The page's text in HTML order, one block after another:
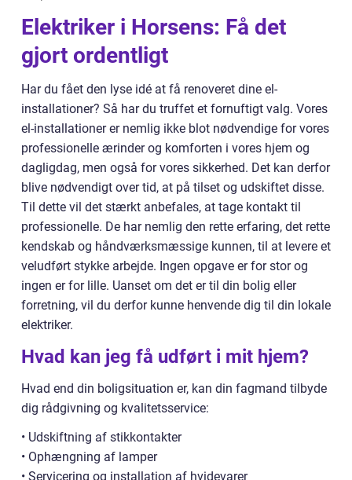
Elektriker i Horsens: Få det
gjort ordentligt
Har du fået den lyse idé at få renoveret dine el-
installationer? Så har du truffet et fornuftigt valg. Vores
el-installationer er nemlig ikke blot nødvendige for vores
professionelle ærinder og komforten i vores hjem og
dagligdag, men også for vores sikkerhed. Det kan derfor
blive nødvendigt over tid, at på tilset og udskiftet disse.
Til dette vil det stærkt anbefales, at tage kontakt til
professionelle. De har nemlig den rette erfaring, det rette
kendskab og håndværksmæssige kunnen, til at levere et
veludført stykke arbejde. Ingen opgave er for stor og
ingen er for lille. Uanset om det er til din bolig eller
forretning, vil du derfor kunne henvende dig til din lokale
elektriker.
Hvad kan jeg få udført i mit hjem?
Hvad end din boligsituation er, kan din fagmand tilbyde
dig rådgivning og kvalitetsservice:
• Udskiftning af stikkontakter
• Ophængning af lamper
• Servicering og installation af hvidevarer